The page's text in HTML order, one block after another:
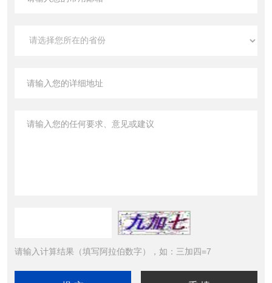
请输入计算结果（填写阿拉伯数字），如：三加四=7